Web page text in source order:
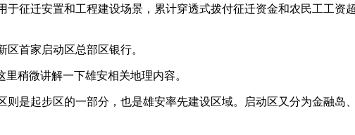
征迁安置和工程建设场景，累计穿透式拨付征迁资金和农民工工资
首家启动区总部区银行。
稍微讲解一下雄安相关地理内容。
是起步区的一部分，也是雄安率先建设区域。启动区又分为金融岛